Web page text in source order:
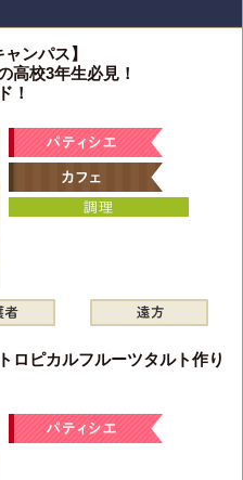
ンパス】
高校3年生必見！
！
ロピカルフルーツタルト作り